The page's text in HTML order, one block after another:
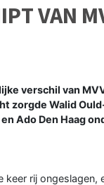
VAN
verschil van
zorgde Walid
Ado Den Haag
rij